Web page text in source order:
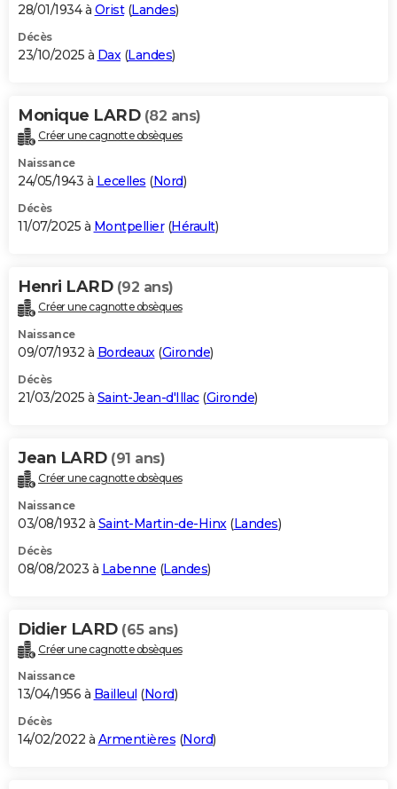
GUIDES D'ACHAT
BONS PLANS
Carte de Noël
Carte Bonne année
Carte Saint-Valentin
Carte Pâques
Carte d'anniversaire
DICTIONNAIRE
Dictionnaire
Biographies
Citations
Expressions
Proverbes
PROGRAMME TV
S'inscrire
Se connecter
Lycées
Collèges
Primaires
Universités
Entreprises
Service militaire
Avis de recherche
AVIS DE DÉCÈS
Bricolage
Lifestyle
Culture
Sport
Auto
Television
Voyage
Cinema
28/01/1934 à Orist(Landes)
Décès
23/10/2025 à Dax(Landes)
Monique LARD (82 ans)
Créer une cagnotte obsèques
Naissance
24/05/1943 à Lecelles (Nord)
Décès
11/07/2025 à Montpellier(Hérault)
Henri LARD (92 ans)
Créer une cagnotte obsèques
Naissance
09/07/1932 à Bordeaux(Gironde)
Décès
21/03/2025 à Saint-Jean-d'Illac(Gironde)
Jean LARD (91 ans)
Créer une cagnotte obsèques
Naissance
03/08/1932 à Saint-Martin-de-Hinx (Landes)
Décès
08/08/2023 à Labenne (Landes)
Didier LARD (65 ans)
Créer une cagnotte obsèques
Naissance
13/04/1956 à Bailleul (Nord)
Décès
14/02/2022 à Armentières (Nord)